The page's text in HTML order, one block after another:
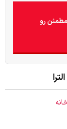
رو